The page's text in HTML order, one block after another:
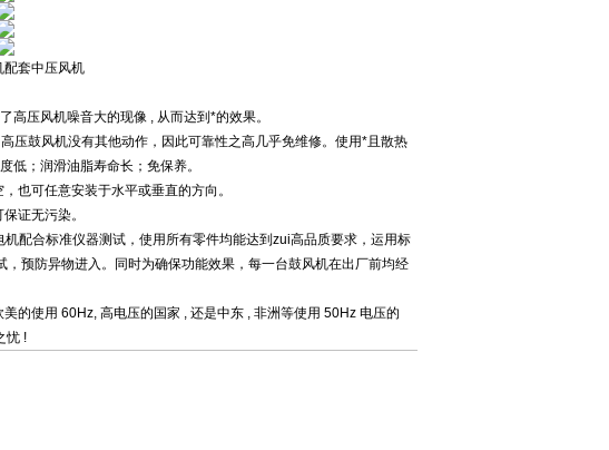
高压风机噪音大的现像 , 从而达到*的效果。
压鼓风机没有其他动作，因此可靠性之高几乎免维修。使用*且散热
低；润滑油脂寿命长；免保养。
也可任意安装于水平或垂直的方向。
证无污染。
配合标准仪器测试，使用所有零件均能达到zui高品质要求，运用标
预防异物进入。同时为确保功能效果，每一台鼓风机在出厂前均经
的使用 60Hz, 高电压的国家 , 还是中东 , 非洲等使用 50Hz 电压的
忧 !